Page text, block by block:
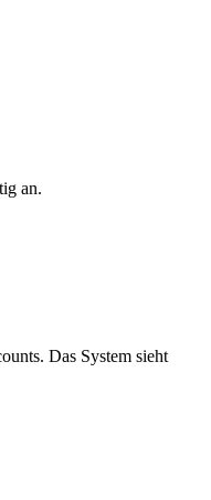
an.
Das System sieht